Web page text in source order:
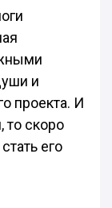
и
проекта. И
то скоро
его